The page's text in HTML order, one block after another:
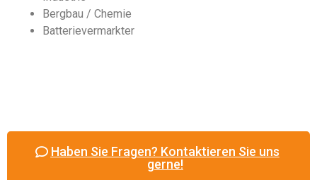
Bergbau / Chemie
Batterievermarkter
Haben Sie Fragen? Kontaktieren Sie uns
gerne!